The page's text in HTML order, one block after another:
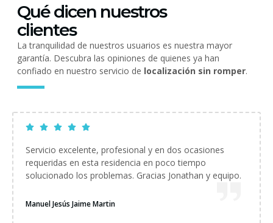
Qué dicen nuestros
clientes
La tranquilidad de nuestros usuarios es nuestra mayor
garantía. Descubra las opiniones de quienes ya han
confiado en nuestro servicio de localización sin romper.
Servicio excelente, profesional y en dos ocasiones
requeridas en esta residencia en poco tiempo
solucionado los problemas. Gracias Jonathan y equipo.
Manuel Jesús Jaime Martin